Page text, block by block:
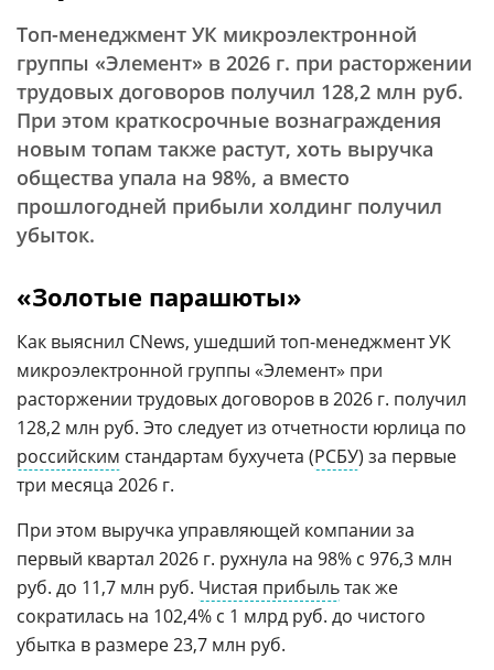
Топ-менеджмент УК микроэлектронной
группы «Элемент» в 2026 г. при расторжении
трудовых договоров получил 128,2 млн руб.
При этом краткосрочные вознаграждения
новым топам также растут, хоть выручка
общества упала на 98%, а вместо
прошлогодней прибыли холдинг получил
убыток.
«Золотые парашюты»
Как выяснил CNews, ушедший топ-менеджмент УК
микроэлектронной группы «Элемент» при
расторжении трудовых договоров в 2026 г. получил
128,2 млн руб. Это следует из отчетности юрлица по
российским стандартам бухучета (РСБУ) за первые
три месяца 2026 г.
При этом выручка управляющей компании за
первый квартал 2026 г. рухнула на 98% с 976,3 млн
руб. до 11,7 млн руб. Чистая прибыльтак же
сократилась на 102,4% с 1 млрд руб. до чистого
убытка в размере 23,7 млн руб.